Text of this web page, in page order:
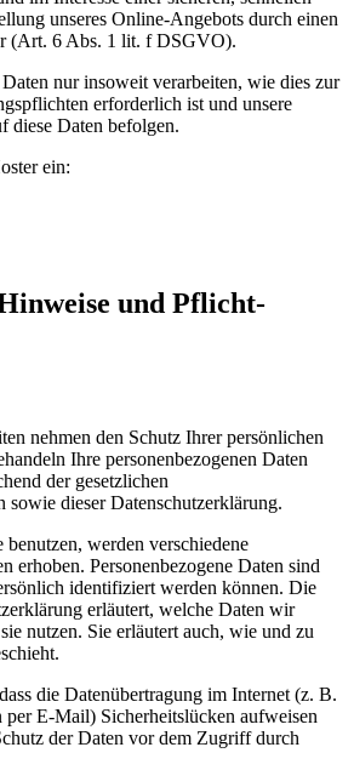
unseres Online-Angebots durch einen
(Art. 6 Abs. 1 lit. f DSGVO).
nur insoweit verarbeiten, wie dies zur
erforderlich ist und unsere
diese Daten befolgen.
ein:
und Pflicht­
nehmen den Schutz Ihrer persönlichen
Ihre personenbezogenen Daten
der gesetzlichen
sowie dieser Datenschutzerklärung.
benutzen, werden verschiedene
erhoben. Personenbezogene Daten sind
identifiziert werden können. Die
erläutert, welche Daten wir
nutzen. Sie erläutert auch, wie und zu
die Datenübertragung im Internet (z. B.
E-Mail) Sicherheitslücken aufweisen
der Daten vor dem Zugriff durch